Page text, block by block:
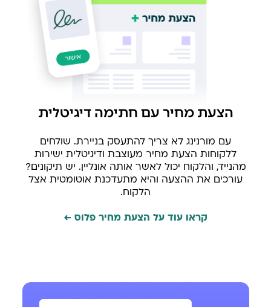
הצעת מחיר עם חתימה דיגיטלית
עם מורנינג לא צריך להתעסק בניירת. שולחים
ללקוחות הצעת מחיר מעוצבת ודיגיטלית ישירות
מהנייד, והלקוח יכול לאשר אותה אונליין. יש תיקונים?
עורכים את ההצעה והיא מתעדכנת אוטומטית אצל
הלקוח.
קראו עוד על הצעת מחיר פלוס ←